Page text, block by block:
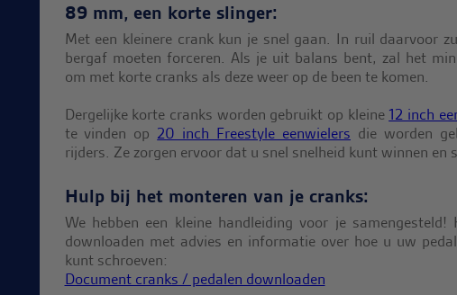
89 mm, een korte slinger:
Met een kleinere crank kun je snel gaan. In ruil daarvoor
bergaf moeten forceren. Als je uit balans bent, zal het
om met korte cranks als deze weer op de been te komen.
Dergelijke korte cranks worden gebruikt op kleine 12 inch
te vinden op 20 inch Freestyle eenwielers die worden
rijders. Ze zorgen ervoor dat u snel snelheid kunt winnen en
Hulp bij het monteren van je cranks:
We hebben een kleine handleiding voor je
downloaden met advies en informatie over hoe u uw
kunt schroeven:
Document cranks / pedalen downloaden